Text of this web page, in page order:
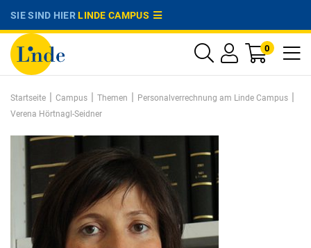
SIE SIND HIERLINDE CAMPUS
0
Startseite | Campus | Themen | Personalverrechnung am Linde Campus |
Verena Hörtnagl-Seidner